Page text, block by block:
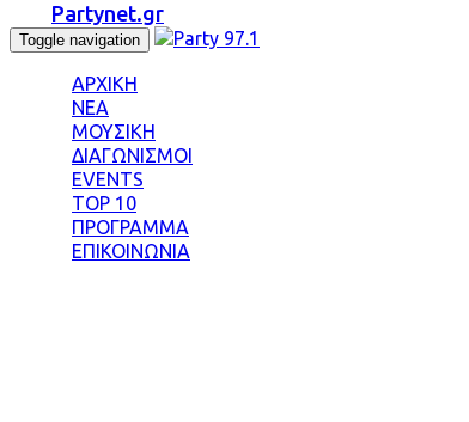
Partynet.gr
Toggle navigation
ΑΡΧΙΚΗ
ΝΕΑ
ΜΟΥΣΙΚΗ
ΔΙΑΓΩΝΙΣΜΟΙ
EVENTS
TOP 10
ΠΡΟΓΡΑΜΜΑ
ΕΠΙΚΟΙΝΩΝΙΑ